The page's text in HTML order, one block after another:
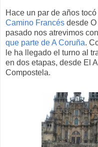
Hace un par de años tocó
Camino Francés desde
pasado nos atrevimos
que parte de A Coruña.
le ha llegado el turno al
en dos etapas, desde El
Compostela.